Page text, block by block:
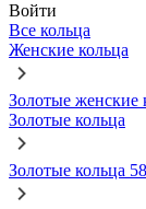
Войти
Все кольца
Женские кольца
Золотые женские
Золотые кольца
Золотые кольца